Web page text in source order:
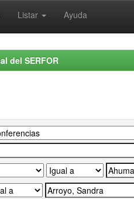
Listar Ayuda
del SERFOR